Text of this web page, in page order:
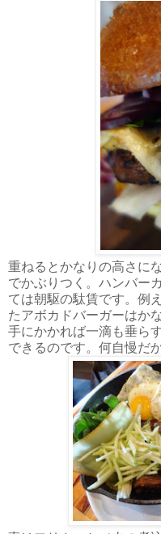
重ねるとかなりの高さに
でかぶりつく。ハンバー
ては朝駆の駄賃です。例
たアボカドバーガーはか
手にかかれば一滴も垂ら
できるのです。何自慢だか